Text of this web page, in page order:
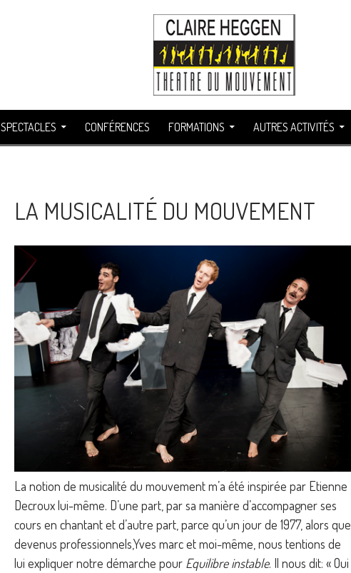
SPECTACLES CONFÉRENCES FORMATIONS AUTRES ACTIVITÉS
LA MUSICALITÉ DU MOUVEMENT
La notion de musicalité du mouvement m’a été inspirée par Etienne
Decroux lui-même. D’une part, par sa manière d’accompagner ses
cours en chantant et d’autre part, parce qu’un jour de 1977, alors que
devenus professionnels,Yves marc et moi-même, nous tentions de
lui expliquer notre démarche pour Equilibre instable. Il nous dit: « Oui